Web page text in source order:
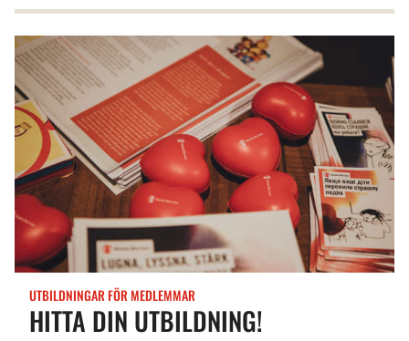
HITTA DIN UTBILDNING!
UTBILDNINGAR FÖR MEDLEMMAR